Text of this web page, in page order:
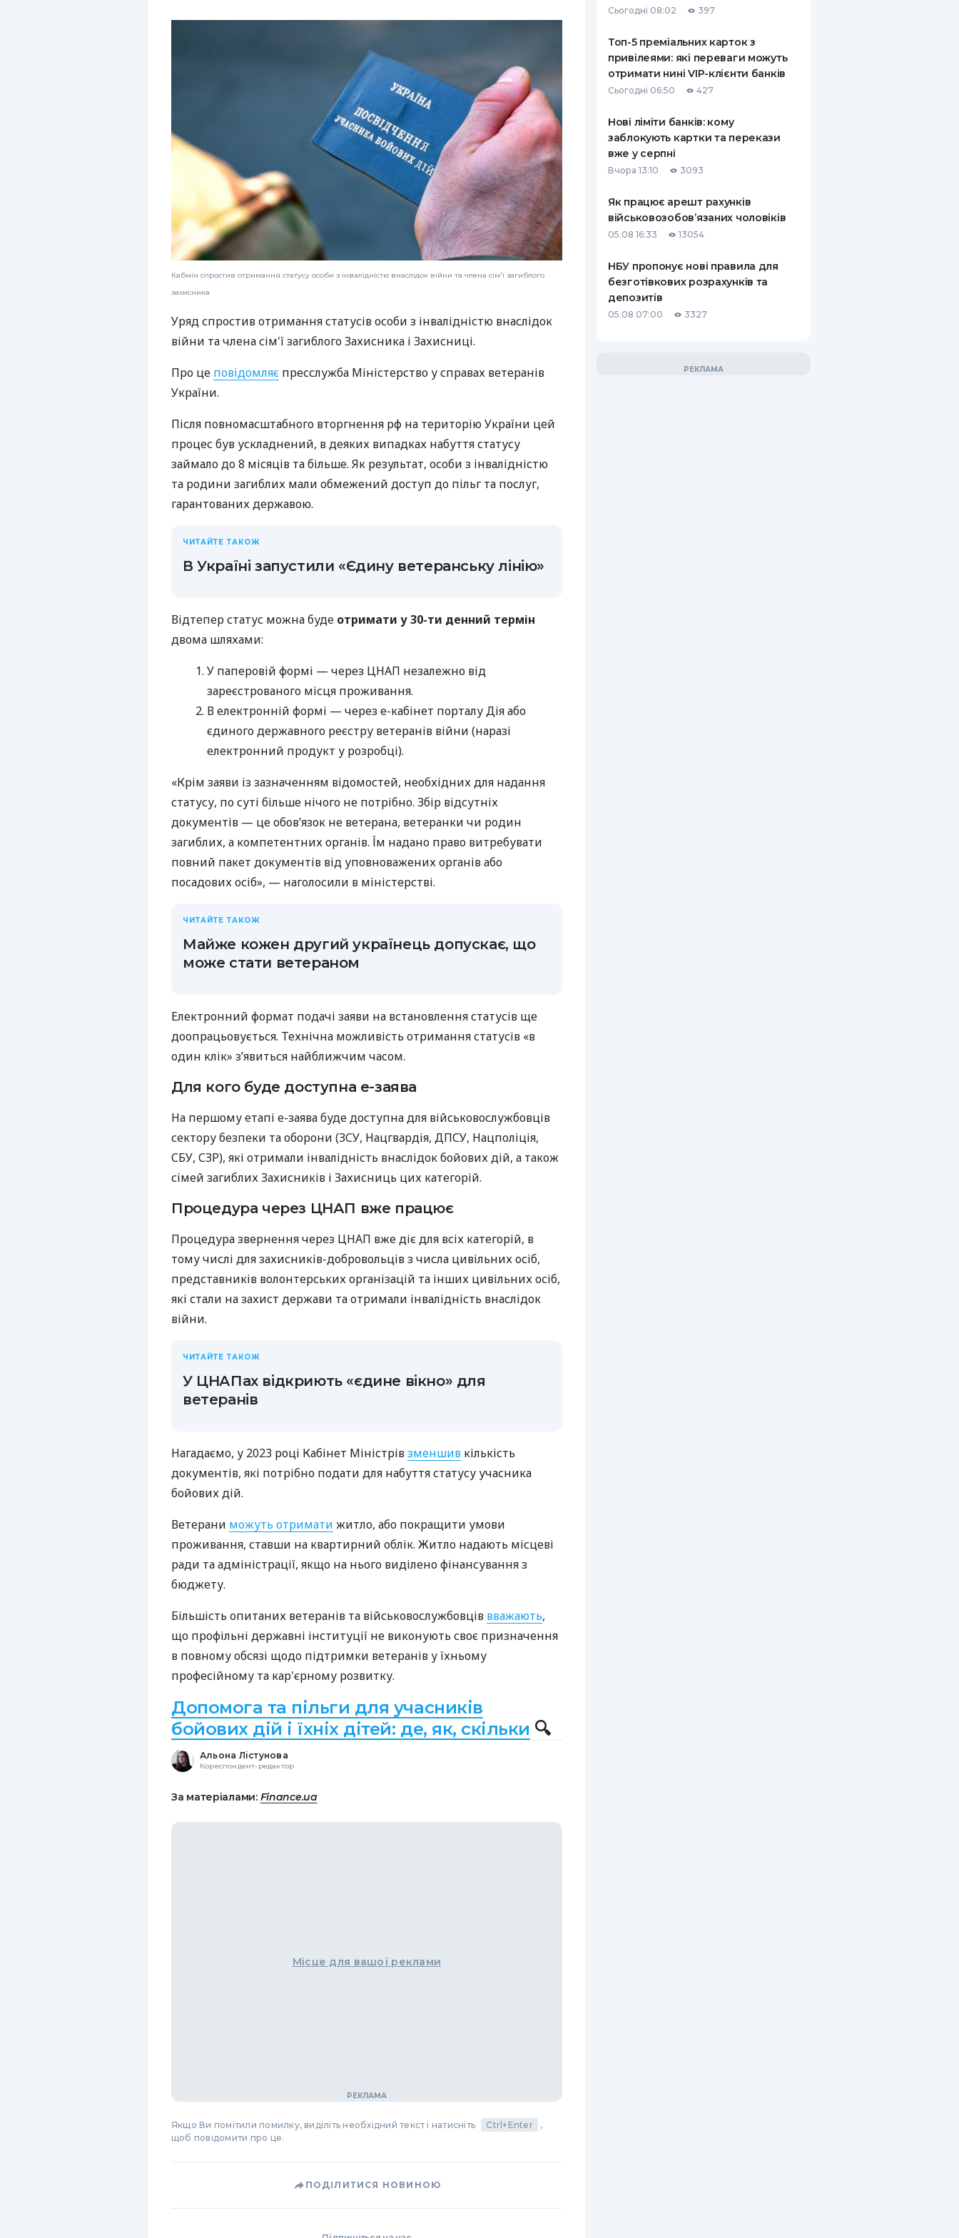
РЕЙТИНГ ДЕБЕТОВИХ
ЩОМІСЯЧНИЙ ОГЛЯД
КЕШБЕКУ
ПУТІВНИКИ ПО
БАНКІВСЬКИХ КАРТКАХ
ВСІ СТРАХОВІ ПОЛІСИ
СТРАХОВІ КОМПАНІЇ
ВІДГУКИ ПРО СТРАХОВІ
КОМПАНІЇ
Кабмін спростив отримання статусу особи з інвалідністю внаслідок війни та члена сім'ї загиблого
захисника
Уряд спростив отримання статусів особи з інвалідністю внаслідок
війни та члена сім'ї загиблого Захисника і Захисниці.
Про це повідомляє пресслужба Міністерство у справах ветеранів
України.
Після повномасштабного вторгнення рф на територію України цей
процес був ускладнений, в деяких випадках набуття статусу
займало до 8 місяців та більше. Як результат, особи з інвалідністю
та родини загиблих мали обмежений доступ до пільг та послуг,
гарантованих державою.
ЧИТАЙТЕ ТАКОЖ
В Україні запустили «Єдину ветеранську лінію»
Відтепер статус можна буде отримати у 30-ти денний термін
двома шляхами:
У паперовій формі — через ЦНАП незалежно від
зареєстрованого місця проживання.
В електронній формі — через е-кабінет порталу Дія або
єдиного державного реєстру ветеранів війни (наразі
електронний продукт у розробці).
«Крім заяви із зазначенням відомостей, необхідних для надання
статусу, по суті більше нічого не потрібно. Збір відсутніх
документів — це обов’язок не ветерана, ветеранки чи родин
загиблих, а компетентних органів. Їм надано право витребувати
повний пакет документів від уповноважених органів або
посадових осіб», — наголосили в міністерстві.
ЧИТАЙТЕ ТАКОЖ
Майже кожен другий українець допускає, що
може стати ветераном
Електронний формат подачі заяви на встановлення статусів ще
доопрацьовується. Технічна можливість отримання статусів «в
один клік» з’явиться найближчим часом.
Для кого буде доступна е-заява
На першому етапі е-заява буде доступна для військовослужбовців
сектору безпеки та оборони (ЗСУ, Нацгвардія, ДПСУ, Нацполіція,
СБУ, СЗР), які отримали інвалідність внаслідок бойових дій, а також
сімей загиблих Захисників і Захисниць цих категорій.
Процедура через ЦНАП вже працює
Процедура звернення через ЦНАП вже діє для всіх категорій, в
тому числі для захисників-добровольців з числа цивільних осіб,
представників волонтерських організацій та інших цивільних осіб,
які стали на захист держави та отримали інвалідність внаслідок
війни.
ЧИТАЙТЕ ТАКОЖ
У ЦНАПах відкриють «єдине вікно» для
ветеранів
Нагадаємо, у 2023 році Кабінет Міністрівзменшив кількість
документів, які потрібно подати для набуття статусу учасника
бойових дій.
Ветерани можуть отримати житло, або покращити умови
проживання, ставши на квартирний облік. Житло надають місцеві
ради та адміністрації, якщо на нього виділено фінансування з
бюджету.
Більшість опитаних ветеранів та військовослужбовців вважають,
що профільні державні інституції не виконують своє призначення
в повному обсязі щодо підтримки ветеранів у їхньому
професійному та кар'єрному розвитку.
Допомога та пільги для учасників
бойових дій і їхніх дітей: де, як, скільки 🔍
Альона Лістунова
Кореспондент-редактор
За матеріалами: Finance.ua
Місце для вашої реклами
Якщо Ви помітили помилку, виділіть необхідний текст і натисніть Ctrl+Enter
,
щоб повідомити про це.
ПОДІЛИТИСЯ НОВИНОЮ
Сьогодні 08:02 397
Топ-5 преміальних карток з
привілеями: які переваги можуть
отримати нині VIP-клієнти банків
Сьогодні 06:50 427
Нові ліміти банків: кому
заблокують картки та перекази
вже у серпні
Вчора 13:10 3093
Як працює арешт рахунків
військовозобов’язаних чоловіків
05.08 16:33 13054
НБУ пропонує нові правила для
безготівкових розрахунків та
депозитів
05.08 07:00 3327